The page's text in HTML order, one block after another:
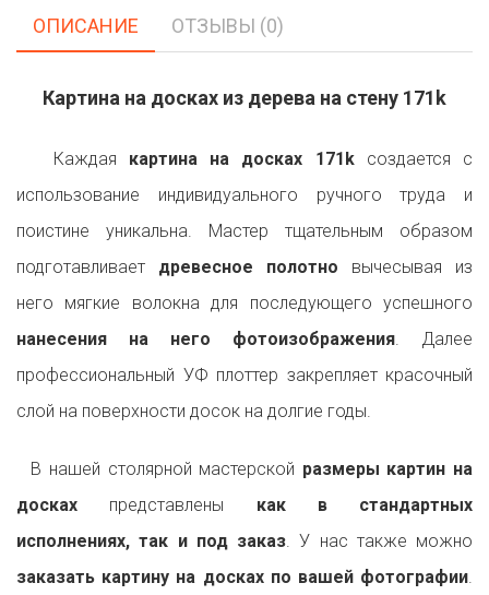
ОПИСАНИЕ ОТЗЫВЫ (0)
Картина на досках из дерева на стену 171k
Каждая картина на досках 171kсоздается с
использование индивидуального ручного труда и
поистине уникальна. Мастер тщательным образом
подготавливает древесное полотно вычесывая из
него мягкие волокна для последующего успешного
нанесения на него фотоизображения. Далее
профессиональный УФ плоттер закрепляет красочный
слой на поверхности досок на долгие годы.
В нашей столярной мастерской размеры картин на
досках представлены как в стандартных
исполнениях, так и под заказ. У нас также можно
заказать картину на досках по вашей фотографии.